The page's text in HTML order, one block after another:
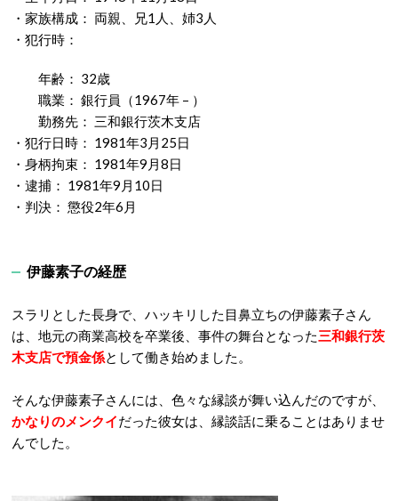
・家族構成： 両親、兄1人、姉3人
・犯行時：
年齢： 32歳
職業： 銀行員（1967年 – ）
勤務先： 三和銀行茨木支店
・犯行日時： 1981年3月25日
・身柄拘束： 1981年9月8日
・逮捕： 1981年9月10日
・判決： 懲役2年6月
伊藤素子の経歴
スラリとした長身で、ハッキリした目鼻立ちの伊藤素子さん
は、地元の商業高校を卒業後、事件の舞台となった三和銀行茨
木支店で預金係として働き始めました。
そんな伊藤素子さんには、色々な縁談が舞い込んだのですが、
かなりのメンクイだった彼女は、縁談話に乗ることはありませ
んでした。